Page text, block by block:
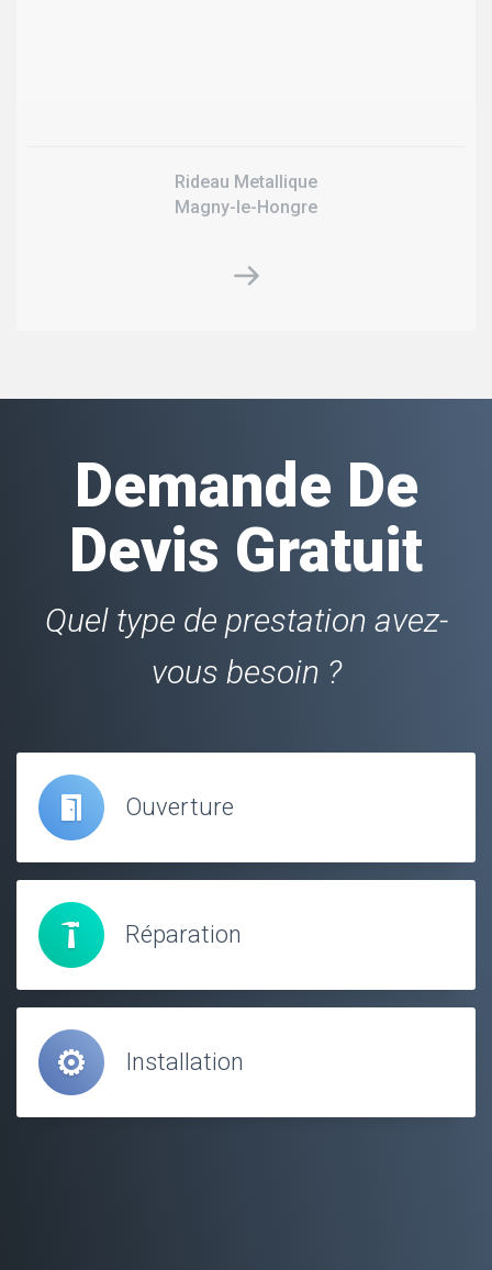
Rideau Metallique
Magny-le-Hongre
Demande De
Devis Gratuit
Quel type de prestation avez-
vous besoin ?
Ouverture
Réparation
Installation